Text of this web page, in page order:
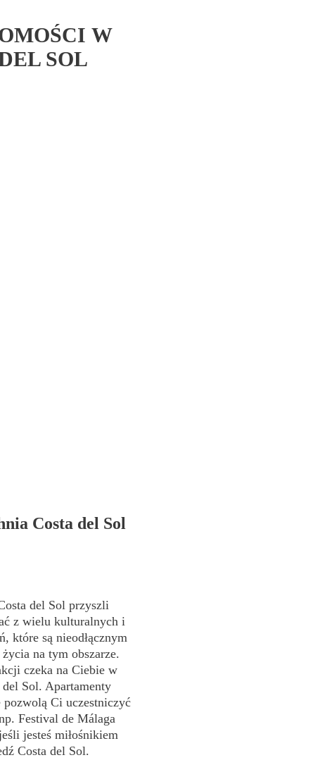
W
SOL
Costa del Sol
del Sol przyszli
z wielu kulturalnych i
które są nieodłącznym
na tym obszarze.
czeka na Ciebie w
Sol. Apartamenty
pozwolą Ci uczestniczyć
Festival de Málaga
jesteś miłośnikiem
Costa del Sol.